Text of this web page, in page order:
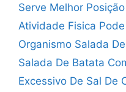
Serve Melhor
Atividade Fisica
Organismo Salada
Salada De Batata
Excessivo De Sal De